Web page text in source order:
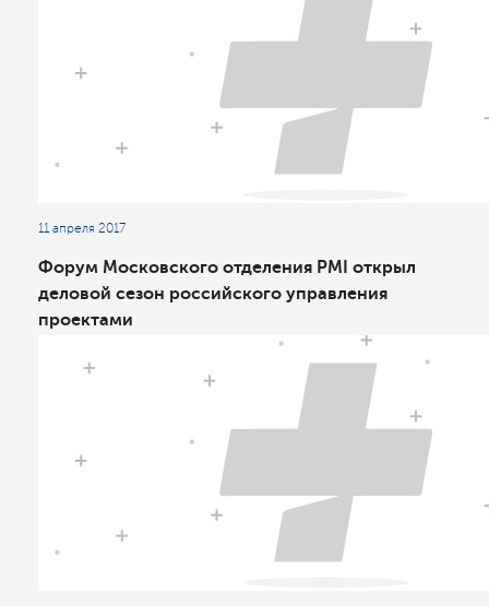
11 апреля 2017
Форум Московского отделения PMI открыл
деловой сезон российского управления
проектами